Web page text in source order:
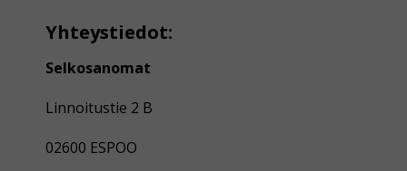
Yhteystiedot:
Selkosanomat
Linnoitustie 2 B
02600 ESPOO